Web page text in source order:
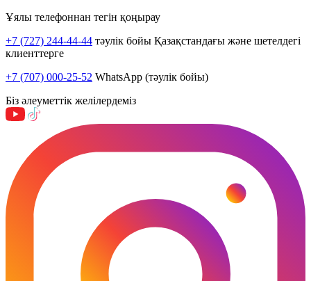
Ұялы телефоннан тегін қоңырау
+7 (727) 244-44-44 тәулік бойы Қазақстандағы және шетелдегі
клиенттерге
+7 (707) 000-25-52 WhatsApp (тәулік бойы)
Біз әлеуметтік желілердеміз